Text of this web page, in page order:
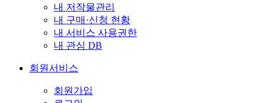
내 저작물관리
내 구매·신청 현황
내 서비스 사용권한
내 관심 DB
회원서비스
회원가입